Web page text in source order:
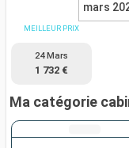
mars
MEILLEUR PRIX
24 Mars
1 732 €
Ma catégorie